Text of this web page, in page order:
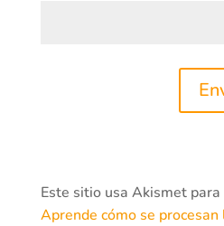
Este sitio usa Akismet
Aprende cómo se